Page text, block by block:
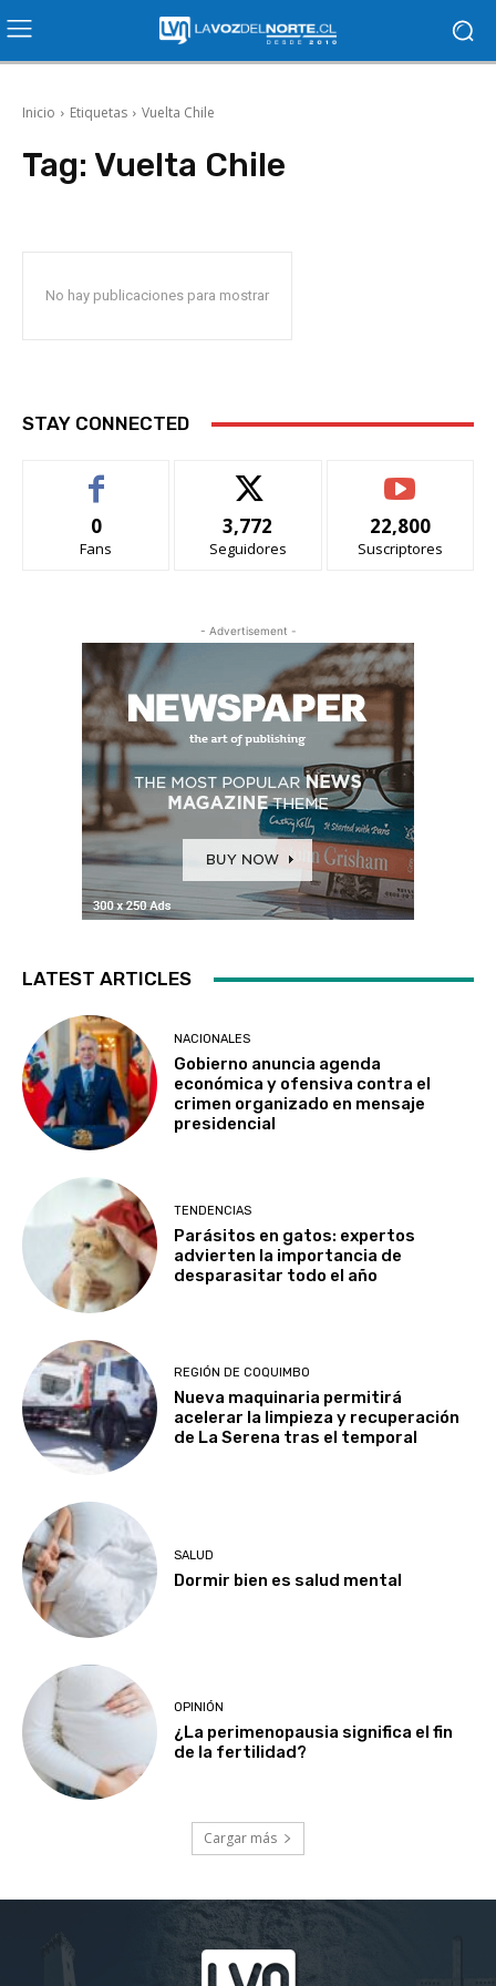
Inicio Etiquetas Vuelta Chile
Tag: Vuelta Chile
No hay publicaciones para mostrar
STAY CONNECTED
0
Fans
3,772
Seguidores
22,800
Suscriptores
- Advertisement -
LATEST ARTICLES
NACIONALES
Gobierno anuncia agenda
económica y ofensiva contra el
crimen organizado en mensaje
presidencial
TENDENCIAS
Parásitos en gatos: expertos
advierten la importancia de
desparasitar todo el año
REGIÓN DE COQUIMBO
Nueva maquinaria permitirá
acelerar la limpieza y recuperación
de La Serena tras el temporal
SALUD
Dormir bien es salud mental
OPINIÓN
¿La perimenopausia significa el fin
de la fertilidad?
Cargar más